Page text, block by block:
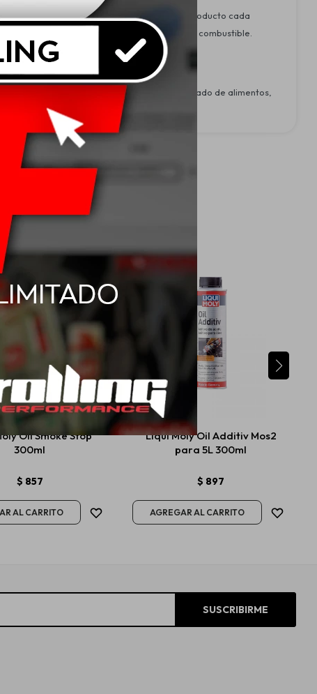
resultados, se recomienda añadir el producto cada
añadir entre 0,3% y 0,5% de la cantidad de combustible.
pausa y al finalizar la jornada. Mantener alejado de alimentos,
Oil Smoke Stop
300ml
$ 857
Liqui Moly Oil Additiv Mos2
para 5L 300ml
$ 897
SUSCRIBIRME